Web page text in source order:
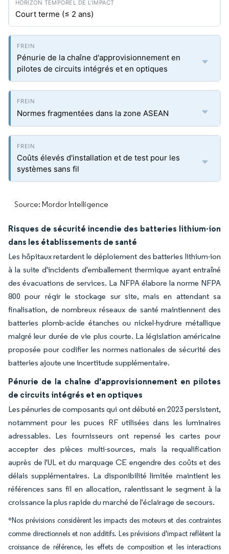
Court terme (≤ 2 ans)
Pénurie de la chaîne d'approvisionnement en
pilotes de circuits intégrés et en optiques
Normes fragmentées dans la zone ASEAN
Coûts élevés d'installation et de test pour les
systèmes sans fil
Source: Mordor Intelligence
Risques de sécurité incendie des batteries lithium-ion
dans les établissements de santé
Les hôpitaux retardent le déploiement des batteries lithium-ion
à la suite d'incidents d'emballement thermique ayant entraîné
des évacuations de services. La NFPA élabore la norme NFPA
800 pour régir le stockage sur site, mais en attendant sa
finalisation, de nombreux réseaux de santé maintiennent des
batteries plomb-acide étanches ou nickel-hydrure métallique
malgré leur durée de vie plus courte. La législation américaine
proposée pour codifier les normes nationales de sécurité des
batteries ajoute une incertitude supplémentaire.
Pénurie de la chaîne d'approvisionnement en pilotes
de circuits intégrés et en optiques
Les pénuries de composants qui ont débuté en 2023 persistent,
notamment pour les puces RF utilisées dans les luminaires
adressables. Les fournisseurs ont repensé les cartes pour
accepter des pièces multi-sources, mais la requalification
auprès de l'UL et du marquage CE engendre des coûts et des
délais supplémentaires. La disponibilité limitée maintient les
références sans fil en allocation, ralentissant le segment à la
croissance la plus rapide du marché de l'éclairage de secours.
*Nos prévisions considèrent les impacts des moteurs et des contraintes
comme directionnels et non additifs. Les prévisions d'impact reflètent la
croissance de référence, les effets de composition et les interactions